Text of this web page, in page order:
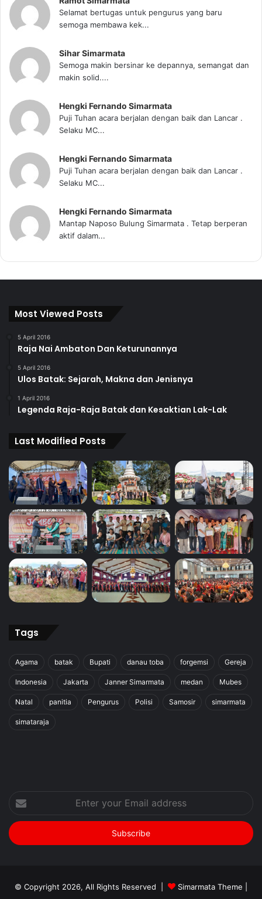
Selamat bertugas untuk pengurus yang baru
semoga membawa kek...
Sihar Simarmata
Semoga makin bersinar ke depannya, semangat dan
makin solid....
Hengki Fernando Simarmata
Puji Tuhan acara berjalan dengan baik dan Lancar .
Selaku MC...
Hengki Fernando Simarmata
Puji Tuhan acara berjalan dengan baik dan Lancar .
Selaku MC...
Hengki Fernando Simarmata
Mantap Naposo Bulung Simarmata . Tetap berperan
aktif dalam...
Most Viewed Posts
5 April 2016
Raja Nai Ambaton Dan Keturunannya
5 April 2016
Ulos Batak: Sejarah, Makna dan Jenisnya
1 April 2016
Legenda Raja-Raja Batak dan Kesaktian Lak-Lak
Last Modified Posts
Tags
Agama batak Bupati danau toba forgemsi Gereja
Indonesia Jakarta Janner Simarmata medan Mubes
Natal panitia Pengurus Polisi Samosir simarmata
simataraja
your
Email
address
© Copyright 2026, All Rights Reserved | Simarmata Theme